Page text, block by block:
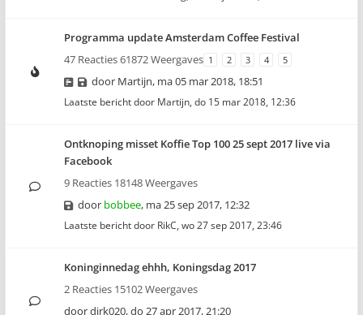
Programma update Amsterdam Coffee Festival
47 Reacties 61872 Weergaves 1 2 3 4 5
door Martijn, ma 05 mar 2018, 18:51
Laatste bericht door Martijn, do 15 mar 2018, 12:36
Ontknoping misset Koffie Top 100 25 sept 2017 live via
Facebook
9 Reacties 18148 Weergaves
door bobbee, ma 25 sep 2017, 12:32
Laatste bericht door RikC, wo 27 sep 2017, 23:46
Koninginnedag ehhh, Koningsdag 2017
2 Reacties 15102 Weergaves
doordirk020,do 27 apr 2017, 21:20